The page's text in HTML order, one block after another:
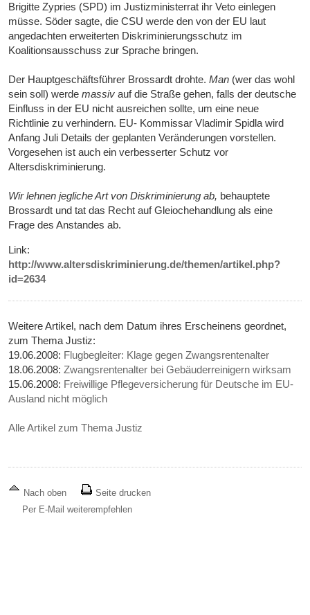
Brigitte Zypries (SPD) im Justizministerrat ihr Veto einlegen
müsse. Söder sagte, die CSU werde den von der EU laut
angedachten erweiterten Diskriminierungsschutz im
Koalitionsausschuss zur Sprache bringen.
Der Hauptgeschäftsführer Brossardt drohte.Man (wer das wohl
sein soll) werdemassiv auf die Straße gehen, falls der deutsche
Einfluss in der EU nicht ausreichen sollte, um eine neue
Richtlinie zu verhindern. EU- Kommissar Vladimir Spidla wird
Anfang Juli Details der geplanten Veränderungen vorstellen.
Vorgesehen ist auch ein verbesserter Schutz vor
Altersdiskriminierung.
Wir lehnen jegliche Art von Diskriminierung ab, behauptete
Brossardt und tat das Recht auf Gleiochehandlung als eine
Frage des Anstandes ab.
Link:
http://www.altersdiskriminierung.de/themen/artikel.php?
id=2634
Weitere Artikel, nach dem Datum ihres Erscheinens geordnet,
zum Thema Justiz:
19.06.2008: Flugbegleiter: Klage gegen Zwangsrentenalter
18.06.2008:Zwangsrentenalter bei Gebäuderreinigern wirksam
15.06.2008: Freiwillige Pflegeversicherung für Deutsche im EU-
Ausland nicht möglich
Alle Artikel zum Thema Justiz
Nach oben
Seite drucken
Per E-Mail weiterempfehlen